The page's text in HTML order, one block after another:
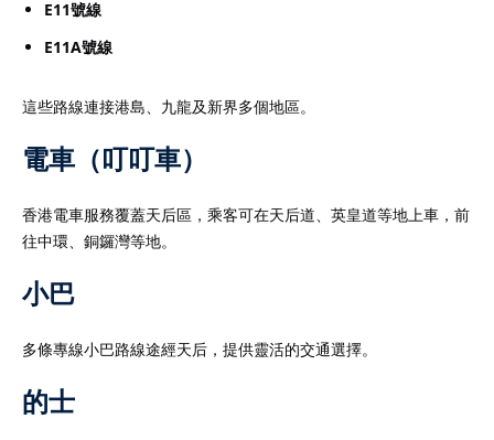
E11號線
E11A號線
這些路線連接港島、九龍及新界多個地區。​
電車（叮叮車）
香港電車服務覆蓋天后區，乘客可在天后道、英皇道等地上車，前
往中環、銅鑼灣等地。​
小巴
多條專線小巴路線途經天后，提供靈活的交通選擇。​
的士